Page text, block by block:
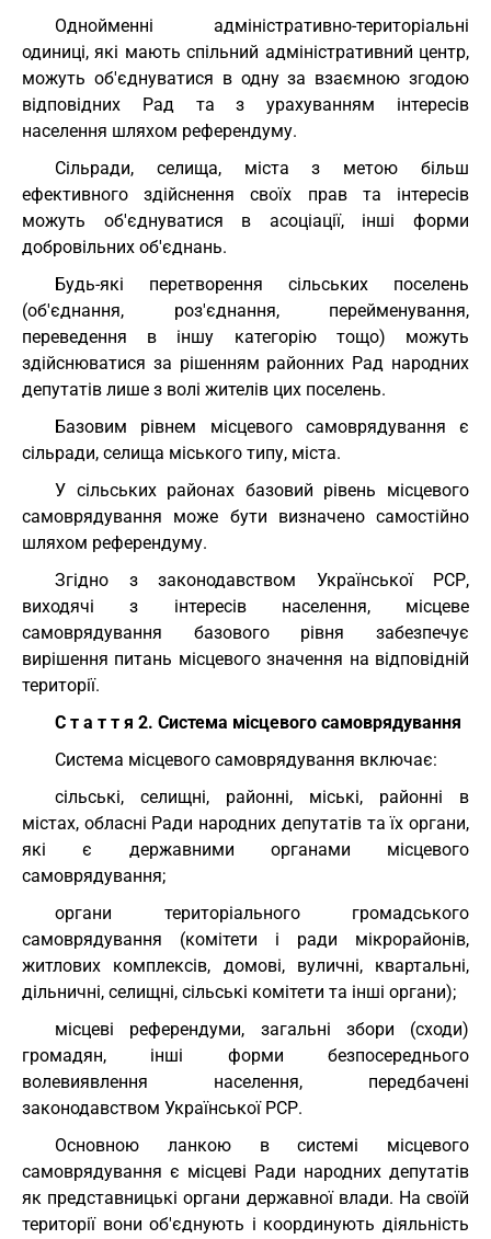
Однойменні адміністративно-територіальні
одиниці, які мають спільний адміністративний центр,
можуть об'єднуватися в одну за взаємною згодою
відповідних Рад та з урахуванням інтересів
населення шляхом референдуму.
Сільради, селища, міста з метою більш
ефективного здійснення своїх прав та інтересів
можуть об'єднуватися в асоціації, інші форми
добровільних об'єднань.
Будь-які перетворення сільських поселень
(об'єднання, роз'єднання, перейменування,
переведення в іншу категорію тощо) можуть
здійснюватися за рішенням районних Рад народних
депутатів лише з волі жителів цих поселень.
Базовим рівнем місцевого самоврядування є
сільради, селища міського типу, міста.
У сільських районах базовий рівень місцевого
самоврядування може бути визначено самостійно
шляхом референдуму.
Згідно з законодавством Української РСР,
виходячі з інтересів населення, місцеве
самоврядування базового рівня забезпечує
вирішення питань місцевого значення на відповідній
території.
С т а т т я 2. Система місцевого самоврядування
Система місцевого самоврядування включає:
сільські, селищні, районні, міські, районні в
містах, обласні Ради народних депутатів та їх органи,
які є державними органами місцевого
самоврядування;
органи територіального громадського
самоврядування (комітети і ради мікрорайонів,
житлових комплексів, домові, вуличні, квартальні,
дільничні, селищні, сільські комітети та інші органи);
місцеві референдуми, загальні збори (сходи)
громадян, інші форми безпосереднього
волевиявлення населення, передбачені
законодавством Української РСР.
Основною ланкою в системі місцевого
самоврядування є місцеві Ради народних депутатів
як представницькі органи державної влади. На своїй
території вони об'єднують і координують діяльність